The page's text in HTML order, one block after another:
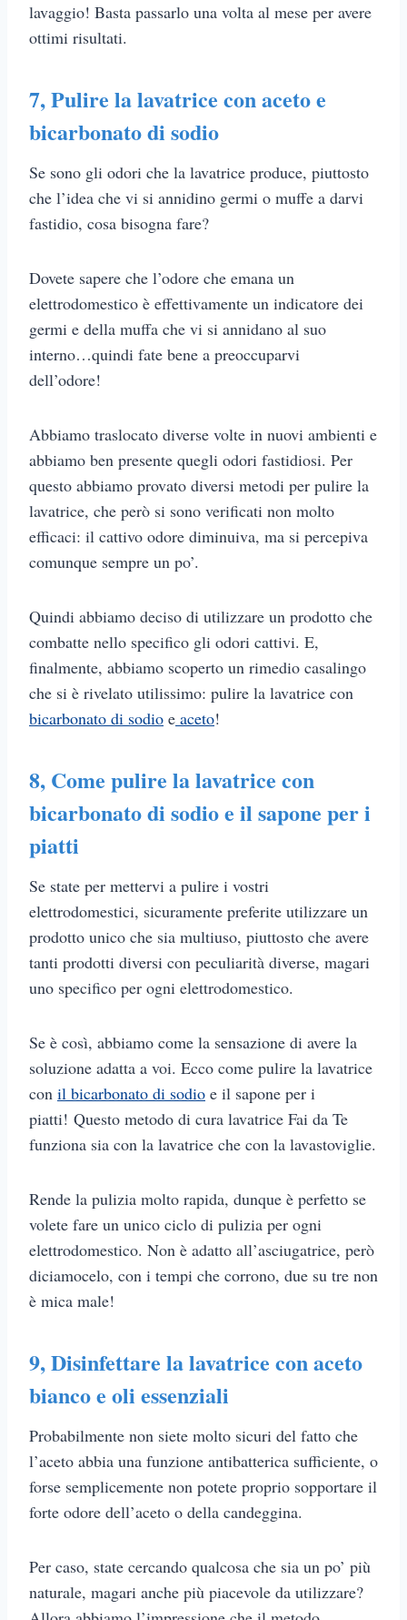
lavaggio! Basta passarlo una volta al mese per avere
ottimi risultati.
7,Pulire la lavatrice con aceto e
bicarbonato di sodio
Se sono gli odori che la lavatrice produce, piuttosto
che l’idea che vi si annidino germi o muffe a darvi
fastidio, cosa bisogna fare?
Dovete sapere che l’odore che emana un
elettrodomestico è effettivamente un indicatore dei
germi e della muffa che vi si annidano al suo
interno…quindi fate bene a preoccuparvi
dell’odore!
Abbiamo traslocato diverse volte in nuovi ambienti e
abbiamo ben presente quegli odori fastidiosi. Per
questo abbiamo provato diversi metodi per pulire la
lavatrice, che però si sono verificati non molto
efficaci: il cattivo odore diminuiva, ma si percepiva
comunque sempre un po’.
Quindi abbiamo deciso di utilizzare un prodotto che
combatte nello specifico gli odori cattivi. E,
finalmente, abbiamo scoperto un rimedio casalingo
che si è rivelato utilissimo: pulire la lavatrice con
bicarbonato di sodio e aceto!
8, Come pulire la lavatrice con
bicarbonato di sodio e il sapone per i
piatti
Se state per mettervi a pulire i vostri
elettrodomestici, sicuramente preferite utilizzare un
prodotto unico che sia multiuso, piuttosto che avere
tanti prodotti diversi con peculiarità diverse, magari
uno specifico per ogni elettrodomestico.
Se è così, abbiamo come la sensazione di avere la
soluzione adatta a voi. Ecco come pulire la lavatrice
con il bicarbonato di sodio e il sapone per i
piatti! Questo metodo di cura lavatrice Fai da Te
funziona sia con la lavatrice che con la lavastoviglie.
Rende la pulizia molto rapida, dunque è perfetto se
volete fare un unico ciclo di pulizia per ogni
elettrodomestico. Non è adatto all’asciugatrice, però
diciamocelo, con i tempi che corrono, due su tre non
è mica male!
9,Disinfettare la lavatrice con aceto
bianco e oli essenziali
Probabilmente non siete molto sicuri del fatto che
l’aceto abbia una funzione antibatterica sufficiente, o
forse semplicemente non potete proprio sopportare il
forte odore dell’aceto o della candeggina.
Per caso, state cercando qualcosa che sia un po’ più
naturale, magari anche più piacevole da utilizzare?